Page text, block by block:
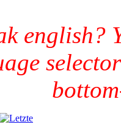
english?